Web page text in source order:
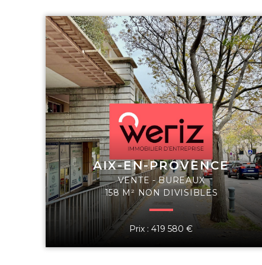
AIX-EN-PROVENCE
VENTE - BUREAUX
158 M² NON DIVISIBLES
Prix : 419 580 €